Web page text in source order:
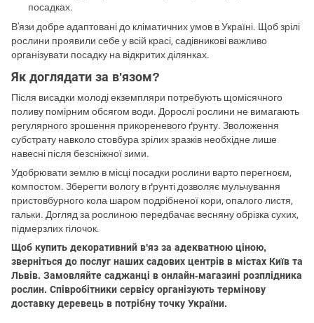
посадках.
В'язи добре адаптовані до кліматичних умов в Україні. Щоб зрілі
рослини проявили себе у всій красі, садівникові важливо
організувати посадку на відкритих ділянках.
Як доглядати за в'язом?
Після висадки молоді екземпляри потребують щомісячного
поливу помірним обсягом води. Дорослі рослини не вимагають
регулярного зрошення прикореневого ґрунту. Зволоження
субстрату навколо стовбура зрілих зразків необхідне лише
навесні після безсніжної зими.
Удобрювати землю в місці посадки рослини варто перегноєм,
компостом. Зберегти вологу в ґрунті дозволяє мульчування
пристовбурного кола шаром подрібненої кори, опалого листя,
гальки. Догляд за рослиною передбачає весняну обрізка сухих,
підмерзлих гілочок.
Щоб купить декоративний в'яз за адекватною ціною,
зверніться до послуг наших садових центрів в містах Київ та
Львів. Замовляйте саджанці в онлайн-магазині розплідника
рослин. Співробітники сервісу організують термінову
доставку деревець в потрібну точку України.